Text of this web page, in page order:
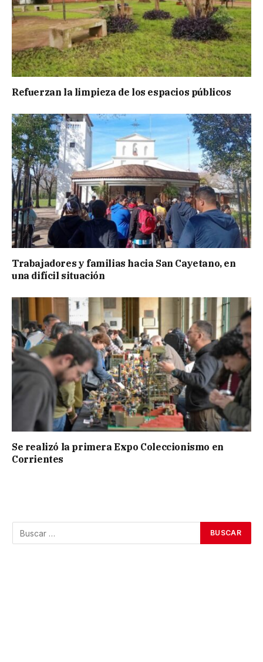
Refuerzan la limpieza de los espacios públicos
Trabajadores y familias hacia San Cayetano, en
una difícil situación
Se realizó la primera Expo Coleccionismo en
Corrientes